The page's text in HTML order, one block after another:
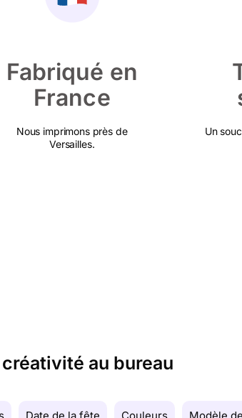
Fabriqué en
France
Nous imprimons près de
Versailles.
Un
au bureau